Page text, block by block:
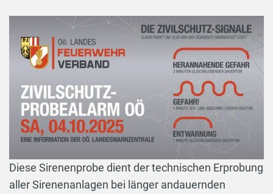
Diese Sirenenprobe dient der technischen Erprobung
aller Sirenenanlagen bei länger andauernden